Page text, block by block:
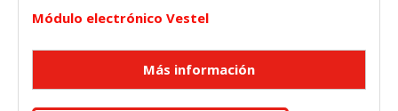
Módulo electrónico Vestel